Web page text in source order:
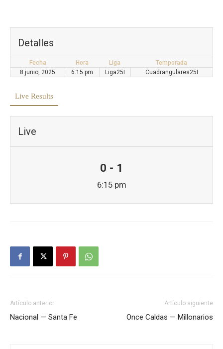
Detalles
Fecha Hora Liga
Temporada
8 junio, 2025
6:15 pm Liga25I Cuadrangulares25I
Live Results
Live
0 - 1
6:15 pm
Artículo anterior
Nacional — Santa Fe
Artículo siguiente
Once Caldas — Millonarios